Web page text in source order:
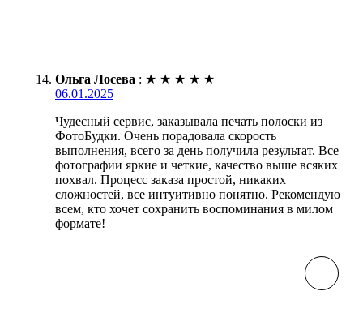
Ольга Лосева : ★ ★ ★ ★ ★
06.01.2025
Чудесный сервис, заказывала печать полоски из
ФотоБудки. Очень порадовала скорость
выполнения, всего за день получила результат. Все
фотографии яркие и четкие, качество выше всяких
похвал. Процесс заказа простой, никаких
сложностей, все интуитивно понятно. Рекомендую
всем, кто хочет сохранить воспоминания в милом
формате!